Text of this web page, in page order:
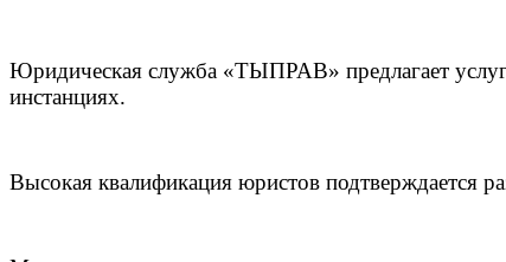
Юридическая служба «ТЫПРАВ» предлагает
инстанциях.
Высокая квалификация юристов подтверждается